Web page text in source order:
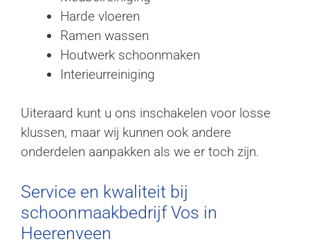
Harde vloeren
Ramen wassen
Houtwerk schoonmaken
Interieurreiniging
Uiteraard kunt u ons inschakelen voor losse
klussen, maar wij kunnen ook andere
onderdelen aanpakken als we er toch zijn.
Service en kwaliteit bij
schoonmaakbedrijf Vos in
Heerenveen